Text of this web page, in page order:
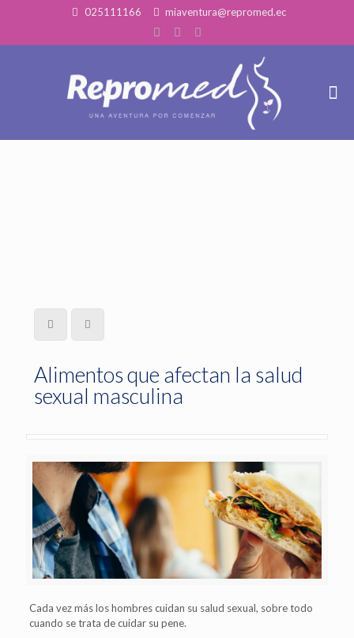
025111166 miaventura@repromed.ec
Alimentos que afectan la salud
sexual masculina
Cada vez más los hombres cuidan su salud sexual, sobre todo
cuando se trata de cuidar su pene.